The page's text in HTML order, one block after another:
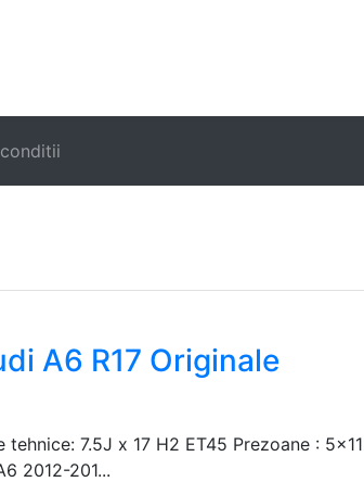
A6 R17 Originale
tehnice: 7.5J x 17 H2 ET45 Prezoane :
2012-201...